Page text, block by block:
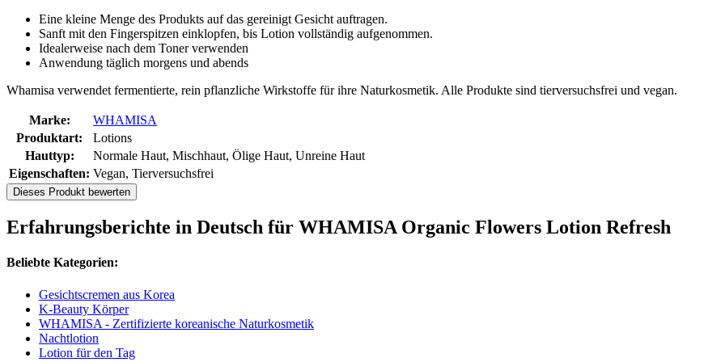
Eine kleine Menge des Produkts auf das gereinigt Gesicht auftragen.
Sanft mit den Fingerspitzen einklopfen, bis Lotion vollständig aufgenommen.
Idealerweise nach dem Toner verwenden
Anwendung täglich morgens und abends
Whamisa verwendet fermentierte, rein pflanzliche Wirkstoffe für ihre Naturkosmetik. Alle Produkte sind tierversuchsfrei und vegan.
Marke:
WHAMISA
Produktart:
Lotions
Hauttyp:
Normale Haut, Mischhaut, Ölige Haut, Unreine Haut
Eigenschaften: Vegan, Tierversuchsfrei
Dieses Produkt bewerten
Erfahrungsberichte in Deutsch für WHAMISA Organic Flowers Lotion Refresh
Beliebte Kategorien:
Gesichtscremen aus Korea
K-Beauty Körper
WHAMISA - Zertifizierte koreanische Naturkosmetik
Nachtlotion
Lotion für den Tag